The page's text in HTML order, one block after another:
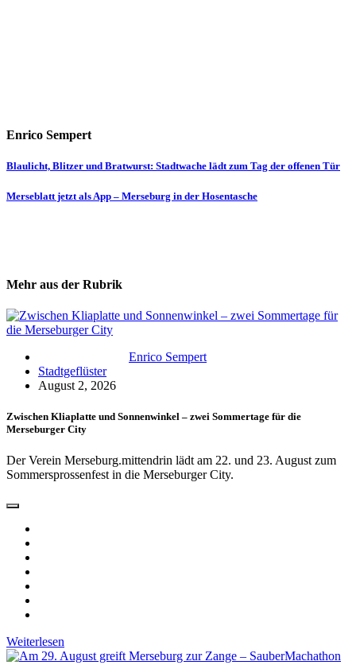
Enrico Sempert
Beitragsnavigation
Blaulicht, Blitzer und Bratwurst: Stadtwache lädt zum Tag der offenen Tür
Merseblatt jetzt als App – Merseburg in der Hosentasche
Mehr aus der Rubrik
Enrico Sempert
Stadtgeflüster
August 2, 2026
Zwischen Kliaplatte und Sonnenwinkel – zwei Sommertage für die
Merseburger City
Der Verein Merseburg.mittendrin lädt am 22. und 23. August zum
Sommersprossenfest in die Merseburger City.
Weiterlesen